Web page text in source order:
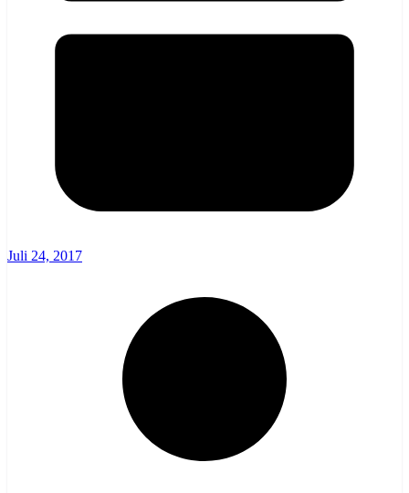
Juli 24, 2017